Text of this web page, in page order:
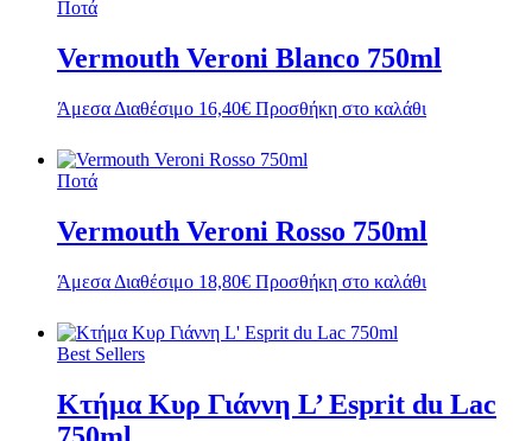
Ποτά
Vermouth Veroni Blanco 750ml
Άμεσα Διαθέσιμο 16,40€ Προσθήκη στο καλάθι
Ποτά
Vermouth Veroni Rosso 750ml
Άμεσα Διαθέσιμο 18,80€ Προσθήκη στο καλάθι
Best Sellers
Κτήμα Κυρ Γιάννη L’ Esprit du Lac